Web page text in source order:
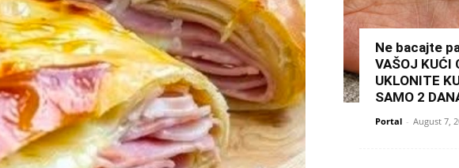
Ne bacajte
VAŠOJ KUĆI
UKLONITE
SAMO 2
Portal - August 7,